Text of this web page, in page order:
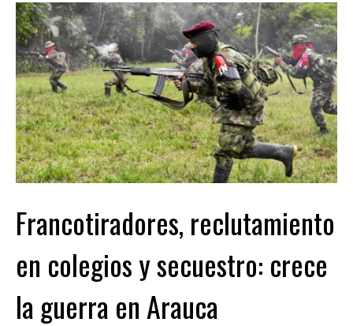
Francotiradores, reclutamiento
en colegios y secuestro: crece
la guerra en Arauca